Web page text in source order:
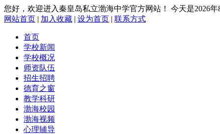
您好，欢迎进入秦皇岛私立渤海中学官方网站！ 今天是2026
网站首页 | 加入收藏 | 设为首页 | 联系方式
首页
学校新闻
学校概况
师资队伍
招生招聘
德育之窗
教学科研
渤海校园
渤海视频
心理辅导